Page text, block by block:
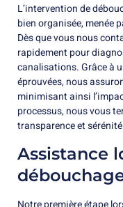
L’intervention de
bien organisée, menée
Dès que vous nous
rapidement pour
canalisations. Grâce à
éprouvées, nous
minimisant ainsi
processus, nous vous
transparence et
Assistance